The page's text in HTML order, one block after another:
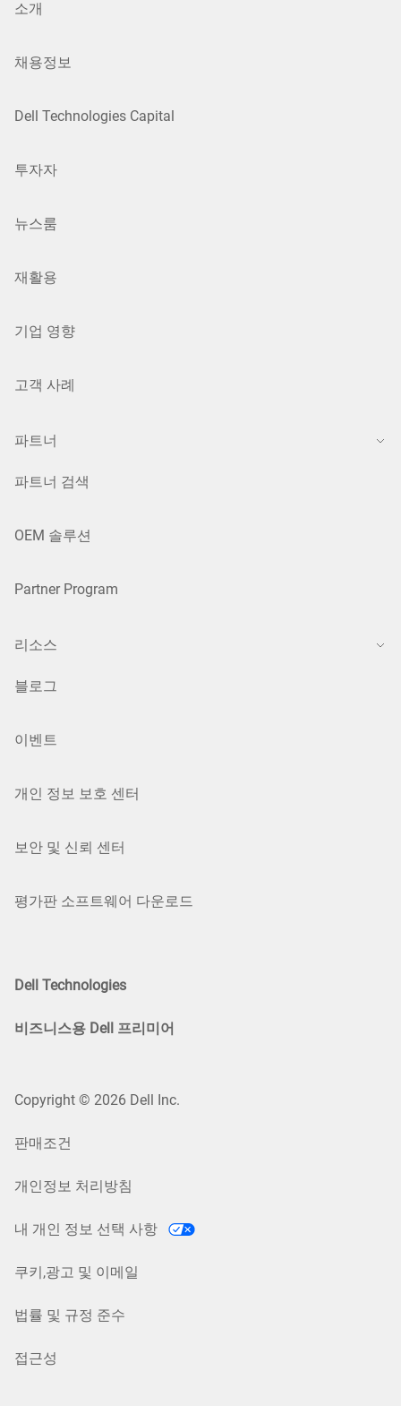
소개
채용정보
Dell Technologies Capital
투자자
뉴스룸
재활용
기업 영향
고객 사례
파트너
파트너 검색
OEM 솔루션
Partner Program
리소스
블로그
이벤트
개인 정보 보호 센터
보안 및 신뢰 센터
평가판 소프트웨어 다운로드
Dell Technologies
비즈니스용 Dell 프리미어
Copyright © 2026 Dell Inc.
판매조건
개인정보 처리방침
내 개인 정보 선택 사항
쿠키,광고 및 이메일
법률 및 규정 준수
접근성